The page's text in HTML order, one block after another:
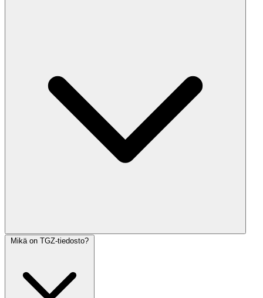
Mikä on TGZ-tiedosto?